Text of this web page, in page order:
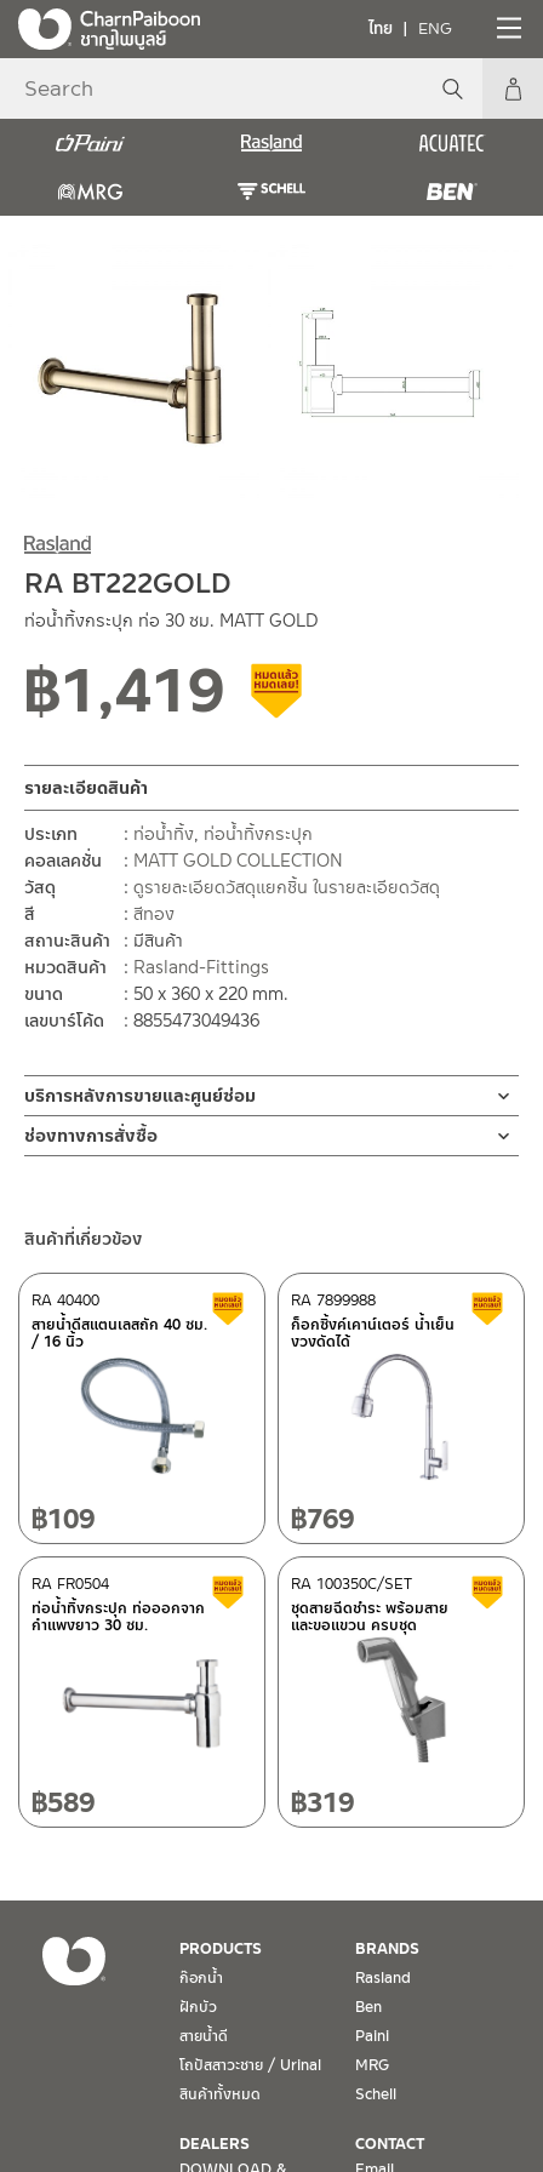
ไทย ENG
RA BT222GOLD
ท่อน้ำทิ้งกระปุก ท่อ 30 ซม. MATT GOLD
฿1,419
รายละเอียดสินค้า
ประเภท
ท่อน้ำทิ้ง, ท่อน้ำทิ้งกระปุก
คอลเลคชั่น
MATT GOLD COLLECTION
วัสดุ
ดูรายละเอียดวัสดุแยกชิ้น ในรายละเอียดวัสดุ
สี
สีทอง
สถานะสินค้า
มีสินค้า
หมวดสินค้า
Rasland-Fittings
ขนาด
50 x 360 x 220 mm.
เลขบาร์โค้ด
8855473049436
บริการหลังการขายและศูนย์ซ่อม
ช่องทางออนไลน์
– Email: contact@charnpaiboon.com
ศูนย์บริการและอะไหล่ กรุงเทพฯ
662/61-62 ถนน พระราม3 แขวงบางโพงพาง เขตยานนาวา กรุงเทพฯ
โทร: 02-358-0080 / 080-075-8668 / 091-545-0556
ศูนย์บริการและอะไหล่ เชียงใหม่
118/33 โครงการอรสิริน ม.8 ต.สันปูเลย อ.ดอยสะเก็ด เชียงใหม่
โทร: 080-075-2626
วันจันทร์ – วันศุกร์ เวลา 8:30-17:30 น.
วันเสาร์ เวลา 8:30-15:00 น.
1. การรับประกัน จะต้องมีหลักฐานการซื้อ หรือ ใบเสร็จ โดยทางบริษัทฯ
ขอตรวจสอบโดยนับวันซื้อขายเป็นสำคัญ ทางบริษัทฯ ไม่สามารถให้
เงื่อนไขการรับประกันสินค้าได้ หากไม่มีเอกสารดังกล่าว
2. การรับประกันสินค้า จะรับประกันฉพาะสินค้าที่อยู่ในสภาพการใช้งาน
ปกติ หากมีตำหนิ ชำรุด ร้าว ตกพื้น หรือสภาพภายนอกอยู่ในสภาพที่ใช้
ช่องทางการสั่งซื้อ
– Shopee
–Lazada
ติดต่อพนักงานขาย / Contact Sales Staff
โทร: 02-285-5795
@charnpaiboon.sales
ติดต่อ ชาญไพบูลย์ / Contact Us คลิกที่นี่
สินค้าที่เกี่ยวข้อง
สายน้ำดีสแตนเลสถัก 40 ซม.
/ 16 นิ้ว
RA 40400 สินค้าลดราคา เคลียร์สต็อก
฿109
ก็อกซิ้งค์เคาน์เตอร์ น้ำเย็น
งวงดัดได้
RA 7899988
฿769
ท่อน้ำทิ้งกระปุก ท่อออกจาก
กำแพงยาว 30 ซม.
RA FR0504 สินค้าลดราคา เคลียร์สต็อก
฿589
ชุดสายฉีดชำระ พร้อมสาย
และขอแขวน ครบชุด
RA 100350C/SET
฿319
PRODUCTS
ก๊อกน้ำ
ฝักบัว
สายน้ำดี
โถปัสสาวะชาย / Urinal
สินค้าทั้งหมด
BRANDS
Rasland
Ben
Paini
MRG
Schell
DEALERS
CONTACT